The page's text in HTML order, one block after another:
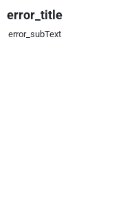
error_title
error_subText